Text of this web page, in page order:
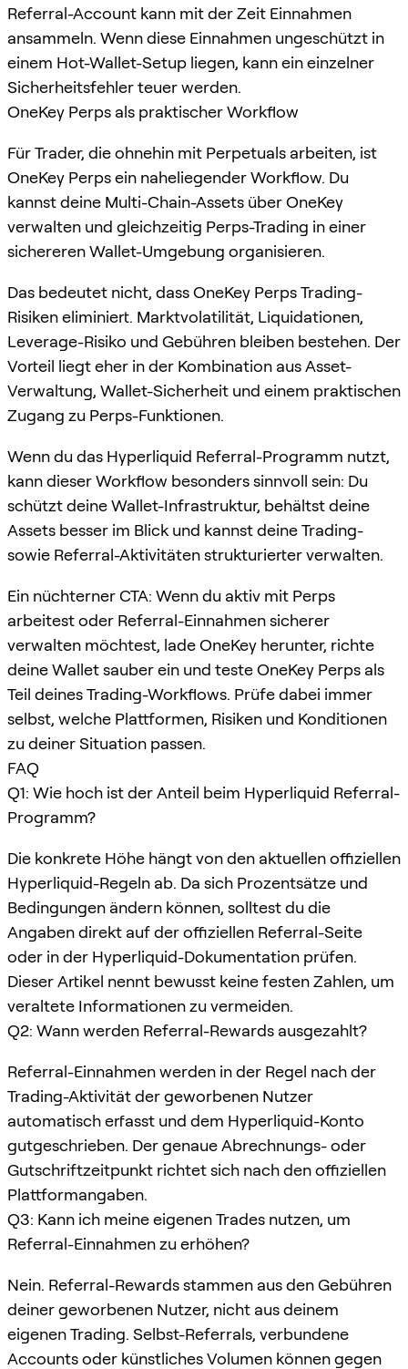
Referral-Account kann mit der Zeit Einnahmen
ansammeln. Wenn diese Einnahmen ungeschützt in
einem Hot-Wallet-Setup liegen, kann ein einzelner
Sicherheitsfehler teuer werden.
OneKey Perps als praktischer Workflow
Für Trader, die ohnehin mit Perpetuals arbeiten, ist
OneKey Perps ein naheliegender Workflow. Du
kannst deine Multi-Chain-Assets über OneKey
verwalten und gleichzeitig Perps-Trading in einer
sichereren Wallet-Umgebung organisieren.
Das bedeutet nicht, dass OneKey Perps Trading-
Risiken eliminiert. Marktvolatilität, Liquidationen,
Leverage-Risiko und Gebühren bleiben bestehen. Der
Vorteil liegt eher in der Kombination aus Asset-
Verwaltung, Wallet-Sicherheit und einem praktischen
Zugang zu Perps-Funktionen.
Wenn du das Hyperliquid Referral-Programm nutzt,
kann dieser Workflow besonders sinnvoll sein: Du
schützt deine Wallet-Infrastruktur, behältst deine
Assets besser im Blick und kannst deine Trading-
sowie Referral-Aktivitäten strukturierter verwalten.
Ein nüchterner CTA: Wenn du aktiv mit Perps
arbeitest oder Referral-Einnahmen sicherer
verwalten möchtest, lade OneKey herunter, richte
deine Wallet sauber ein und teste OneKey Perps als
Teil deines Trading-Workflows. Prüfe dabei immer
selbst, welche Plattformen, Risiken und Konditionen
zu deiner Situation passen.
FAQ
Q1: Wie hoch ist der Anteil beim Hyperliquid Referral-
Programm?
Die konkrete Höhe hängt von den aktuellen offiziellen
Hyperliquid-Regeln ab. Da sich Prozentsätze und
Bedingungen ändern können, solltest du die
Angaben direkt auf der offiziellen Referral-Seite
oder in der Hyperliquid-Dokumentation prüfen.
Dieser Artikel nennt bewusst keine festen Zahlen, um
veraltete Informationen zu vermeiden.
Q2: Wann werden Referral-Rewards ausgezahlt?
Referral-Einnahmen werden in der Regel nach der
Trading-Aktivität der geworbenen Nutzer
automatisch erfasst und dem Hyperliquid-Konto
gutgeschrieben. Der genaue Abrechnungs- oder
Gutschriftzeitpunkt richtet sich nach den offiziellen
Plattformangaben.
Q3: Kann ich meine eigenen Trades nutzen, um
Referral-Einnahmen zu erhöhen?
Nein. Referral-Rewards stammen aus den Gebühren
deiner geworbenen Nutzer, nicht aus deinem
eigenen Trading. Selbst-Referrals, verbundene
Accounts oder künstliches Volumen können gegen